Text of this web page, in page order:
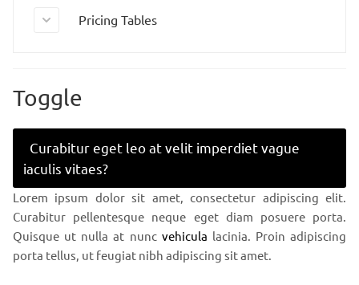
Pricing Tables
Toggle
Curabitur eget leo at velit imperdiet vague
iaculis vitaes?
Lorem ipsum dolor sit amet, consectetur adipiscing elit.
Curabitur pellentesque neque eget diam posuere porta.
Quisque ut nulla at nunc vehicula lacinia. Proin adipiscing
porta tellus, ut feugiat nibh adipiscing sit amet.